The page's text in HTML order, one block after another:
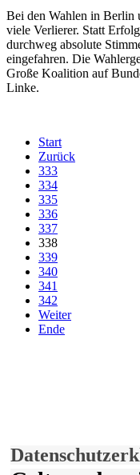
Bei den Wahlen in Berlin
viele Verlierer. Statt
durchweg absolute
eingefahren. Die
Große Koalition auf
Linke.
Start
Zurück
333
334
335
336
337
338
339
340
341
342
Weiter
Ende